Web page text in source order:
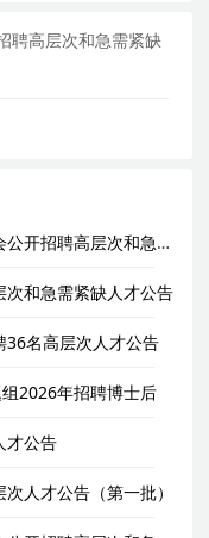
聘高层次和急需紧缺
辽宁农业职业技术学院2026年面向社会公开招聘高层次和急需紧缺人才公告（第一批）
和急需紧缺人才公告
36名高层次人才公告
2026年招聘博士后
才公告
人才公告（第一批）